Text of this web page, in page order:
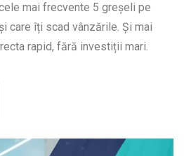
mai frecvente 5 greșeli pe
care îți scad vânzările. Și mai
rapid, fără investiții mari.